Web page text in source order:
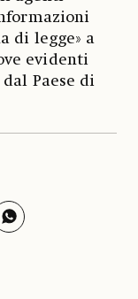
di legge» a
evidenti
Paese di